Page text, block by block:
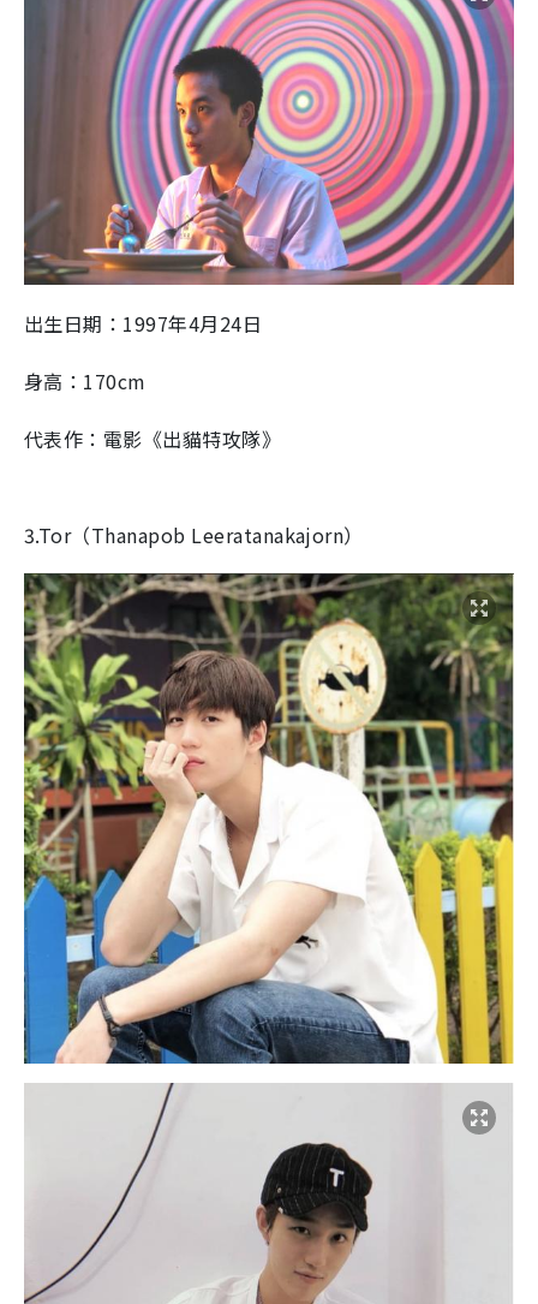
出生日期：1997年4月24日
身高：170cm
代表作：電影《出貓特攻隊》
3.Tor（Thanapob Leeratanakajorn）